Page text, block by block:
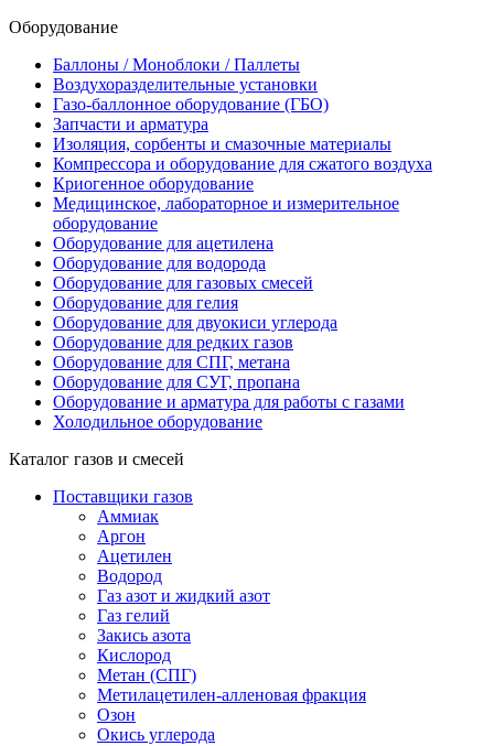
Оборудование
Баллоны / Моноблоки / Паллеты
Воздухоразделительные установки
Газо-баллонное оборудование (ГБО)
Запчасти и арматура
Изоляция, сорбенты и смазочные материалы
Компрессора и оборудование для сжатого воздуха
Криогенное оборудование
Медицинское, лабораторное и измерительное
оборудование
Оборудование для ацетилена
Оборудование для водорода
Оборудование для газовых смесей
Оборудование для гелия
Оборудование для двуокиси углерода
Оборудование для редких газов
Оборудование для СПГ, метана
Оборудование для СУГ, пропана
Оборудование и арматура для работы с газами
Холодильное оборудование
Каталог газов и смесей
Поставщики газов
Аммиак
Аргон
Ацетилен
Водород
Газ азот и жидкий азот
Газ гелий
Закись азота
Кислород
Метан (СПГ)
Метилацетилен-алленовая фракция
Озон
Окись углерода